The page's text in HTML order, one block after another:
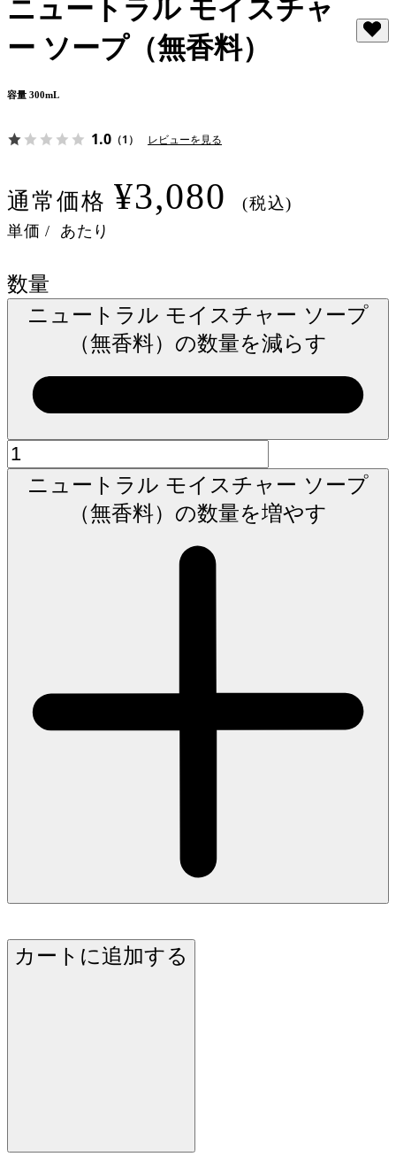
ニュートラル モイスチャ
ー ソープ（無香料）
容量 300mL
1.0 （1） レビューを見る
通常価格 ¥3,080 (税込)
単価 / あたり
数量
ニュートラル モイスチャー ソープ
（無香料）の数量を減らす
ニュートラル モイスチャー ソープ
（無香料）の数量を増やす
カートに追加する